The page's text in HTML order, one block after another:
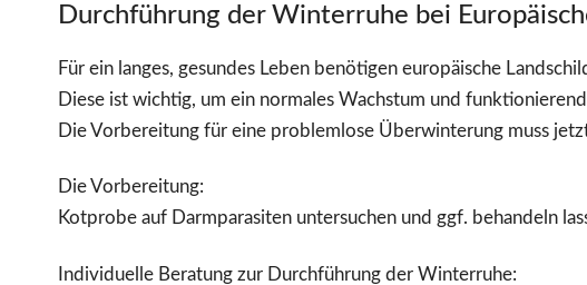
Durchführung der Winterruhe bei
Für ein langes, gesundes Leben benötigen europäische
Diese ist wichtig, um ein normales Wachstum und
Die Vorbereitung für eine problemlose Überwinterung muss
Die Vorbereitung:
Kotprobe auf Darmparasiten untersuchen und ggf. behandeln
Individuelle Beratung zur Durchführung der Winterruhe: